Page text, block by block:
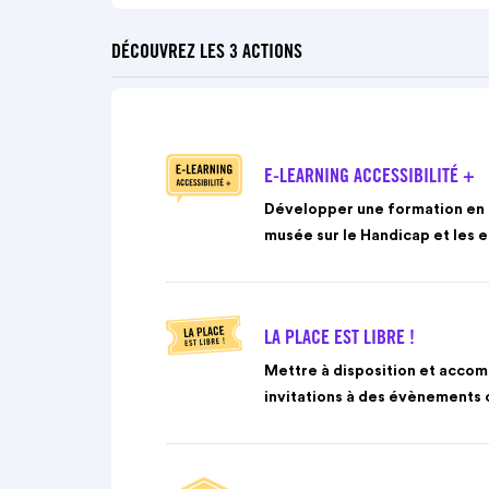
DÉCOUVREZ LES 3 ACTIONS
E-LEARNING ACCESSIBILITÉ +
Développer une formation
musée sur le Handicap et les
LA PLACE EST LIBRE !
Mettre à disposition et
invitations à des évènements